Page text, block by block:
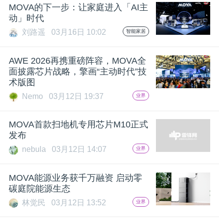
MOVA的下一步：让家庭进入「AI主
动」时代
刘路遥 03月16日 10:02 智能家居
AWE 2026再携重磅阵容，MOVA全
面披露芯片战略，擎画“主动时代”技
术版图
Nemo 03月12日 19:37 业界
MOVA首款扫地机专用芯片M10正式
发布
nebula 03月12日 14:07 业界
MOVA能源业务获千万融资 启动零
碳庭院能源生态
林觉民 03月12日 13:52 业界